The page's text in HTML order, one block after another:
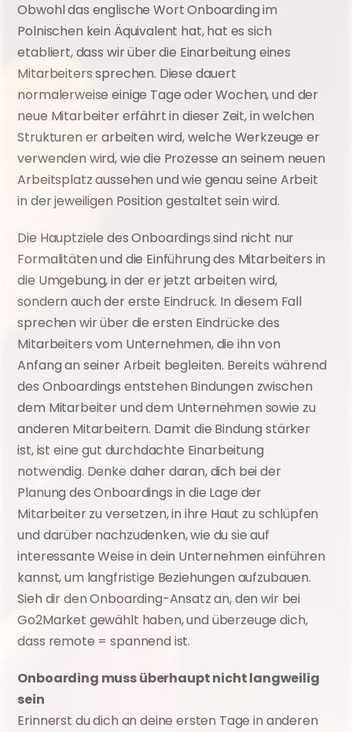
Obwohl das englische Wort Onboarding im
Polnischen kein Äquivalent hat, hat es sich
etabliert, dass wir über die Einarbeitung eines
Mitarbeiters sprechen. Diese dauert
normalerweise einige Tage oder Wochen, und der
neue Mitarbeiter erfährt in dieser Zeit, in welchen
Strukturen er arbeiten wird, welche Werkzeuge er
verwenden wird, wie die Prozesse an seinem neuen
Arbeitsplatz aussehen und wie genau seine Arbeit
in der jeweiligen Position gestaltet sein wird.
Die Hauptziele des Onboardings sind nicht nur
Formalitäten und die Einführung des Mitarbeiters in
die Umgebung, in der er jetzt arbeiten wird,
sondern auch der erste Eindruck. In diesem Fall
sprechen wir über die ersten Eindrücke des
Mitarbeiters vom Unternehmen, die ihn von
Anfang an seiner Arbeit begleiten. Bereits während
des Onboardings entstehen Bindungen zwischen
dem Mitarbeiter und dem Unternehmen sowie zu
anderen Mitarbeitern. Damit die Bindung stärker
ist, ist eine gut durchdachte Einarbeitung
notwendig. Denke daher daran, dich bei der
Planung des Onboardings in die Lage der
Mitarbeiter zu versetzen, in ihre Haut zu schlüpfen
und darüber nachzudenken, wie du sie auf
interessante Weise in dein Unternehmen einführen
kannst, um langfristige Beziehungen aufzubauen.
Sieh dir den Onboarding-Ansatz an, den wir bei
Go2Market gewählt haben, und überzeuge dich,
dass remote = spannend ist.
Onboarding muss überhaupt nicht langweilig
sein
Erinnerst du dich an deine ersten Tage in anderen